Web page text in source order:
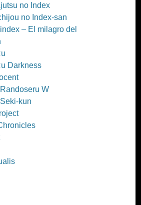
no Index
no Index-san
– El milagro del
Darkness
W
kun